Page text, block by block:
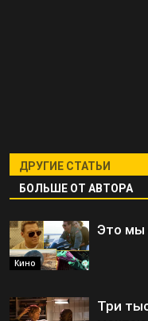
ДРУГИЕ СТАТЬИ
БОЛЬШЕ ОТ АВТОРА
Кино
Это мы
Три